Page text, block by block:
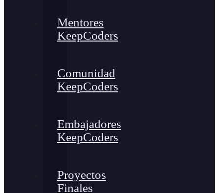
Mentores
KeepCoders
Comunidad
KeepCoders
Embajadores
KeepCoders
Proyectos
Finales